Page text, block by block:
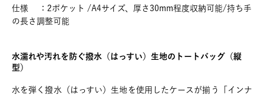
仕様 ：2ポケット /A4サイズ、厚さ30mm程度収納可能/持ち手
の長さ調整可能
水濡れや汚れを防ぐ撥水（はっすい）生地のトートバッグ（縦
型）
水を弾く撥水（はっすい）生地を使用したケースが揃う「インナ